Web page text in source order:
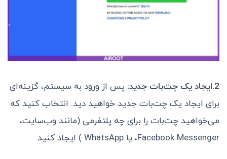
2.ایجاد یک چت‌بات جدید:
پس از ورود به سیستم، گزینه‌ای
برای ایجاد یک چت‌بات جدید خواهید دید. انتخاب کنید که
می‌خواهید چت‌بات را برای چه پلتفرمی (مانند وب‌سایت،
Facebook Messenger، یا WhatsApp ) ایجاد کنید.